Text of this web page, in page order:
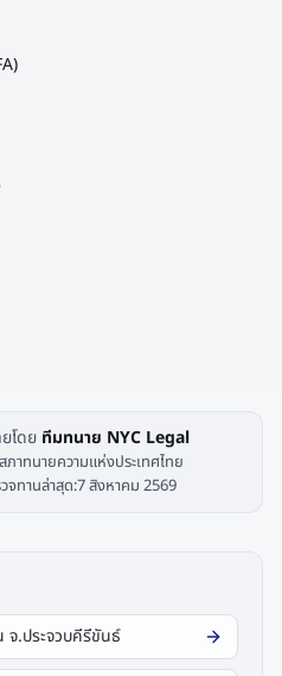
โดย ทีมทนาย NYC Legal
าทนายความแห่งประเทศไทย
จทานล่าสุด:7 สิงหาคม 2569
จ.ประจวบคีรีขันธ์